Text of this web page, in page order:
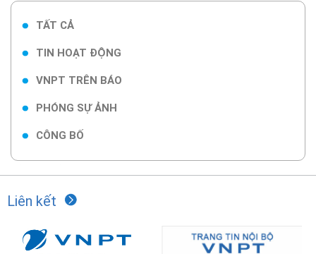
TẤT CẢ
TIN HOẠT ĐỘNG
VNPT TRÊN BÁO
PHÓNG SỰ ẢNH
CÔNG BỐ
Liên kết